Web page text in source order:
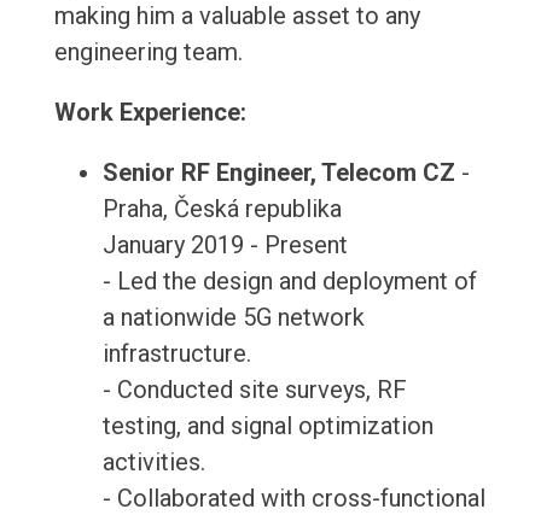
making him a valuable asset to any
engineering team.
Work Experience:
Senior RF Engineer, Telecom CZ -
Praha, Česká republika
January 2019 - Present
- Led the design and deployment of
a nationwide 5G network
infrastructure.
- Conducted site surveys, RF
testing, and signal optimization
activities.
- Collaborated with cross-functional